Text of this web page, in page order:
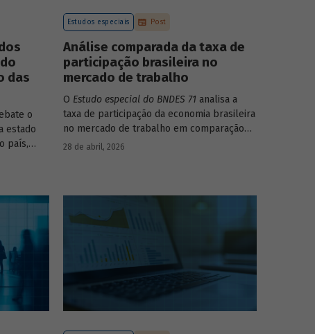
das
o
estado
país,
e
de
produto
Estudos especiais Post
Análise comparada da taxa de
participação brasileira no
mercado de trabalho
O Estudo especial do BNDES 71 analisa a
taxa de participação da economia brasileira
no mercado de trabalho em comparação
com uma amostra de 15 países de
28 de abril, 2026